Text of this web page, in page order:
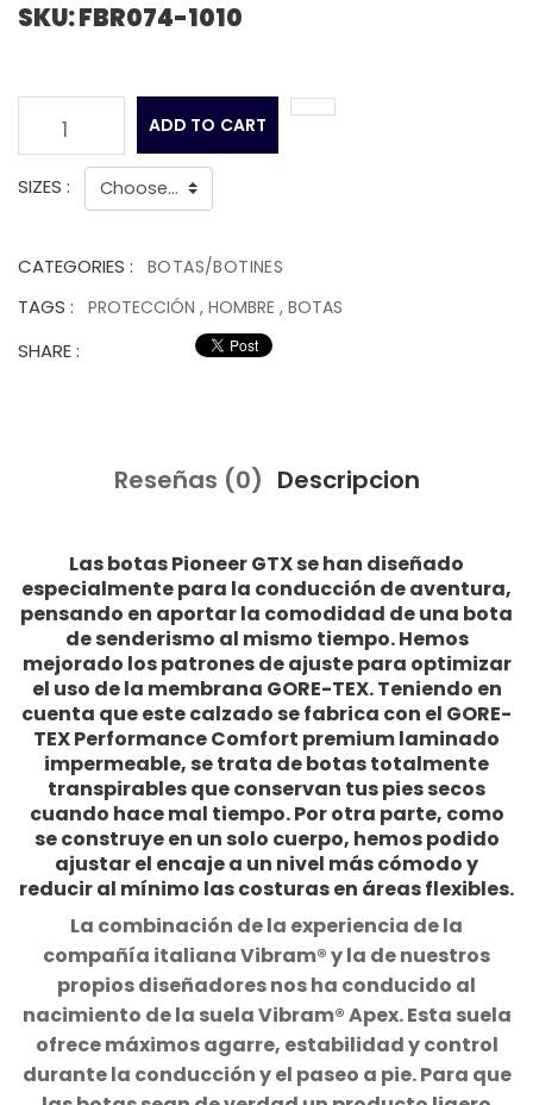
SKU: FBR074-1010
1 ADD TO CART
SIZES :
CATEGORIES : BOTAS/BOTINES
TAGS : PROTECCIÓN , HOMBRE , BOTAS
SHARE :
Reseñas (0) Descripcion
Las botas Pioneer GTX se han diseñado
especialmente para la conducción de aventura,
pensando en aportar la comodidad de una bota
de senderismo al mismo tiempo. Hemos
mejorado los patrones de ajuste para optimizar
el uso de la membrana GORE-TEX. Teniendo en
cuenta que este calzado se fabrica con el GORE-
TEX Performance Comfort premium laminado
impermeable, se trata de botas totalmente
transpirables que conservan tus pies secos
cuando hace mal tiempo. Por otra parte, como
se construye en un solo cuerpo, hemos podido
ajustar el encaje a un nivel más cómodo y
reducir al mínimo las costuras en áreas flexibles.
La combinación de la experiencia de la
compañía italiana Vibram® y la de nuestros
propios diseñadores nos ha conducido al
nacimiento de la suela Vibram® Apex. Esta suela
ofrece máximos agarre, estabilidad y control
durante la conducción y el paseo a pie. Para que